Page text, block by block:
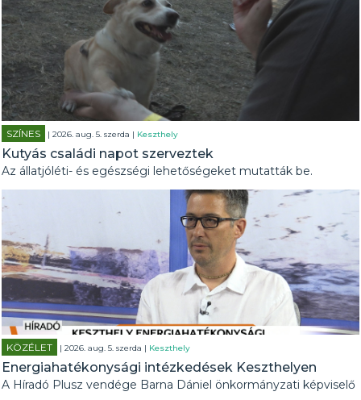
SZÍNES | 2026. aug. 5. szerda | Keszthely
Kutyás családi napot szerveztek
Az állatjóléti- és egészségi lehetőségeket mutatták be.
KÖZÉLET | 2026. aug. 5. szerda | Keszthely
Energiahatékonysági intézkedések Keszthelyen
A Híradó Plusz vendége Barna Dániel önkormányzati képviselő